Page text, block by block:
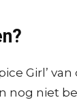
Girl’
nog niet